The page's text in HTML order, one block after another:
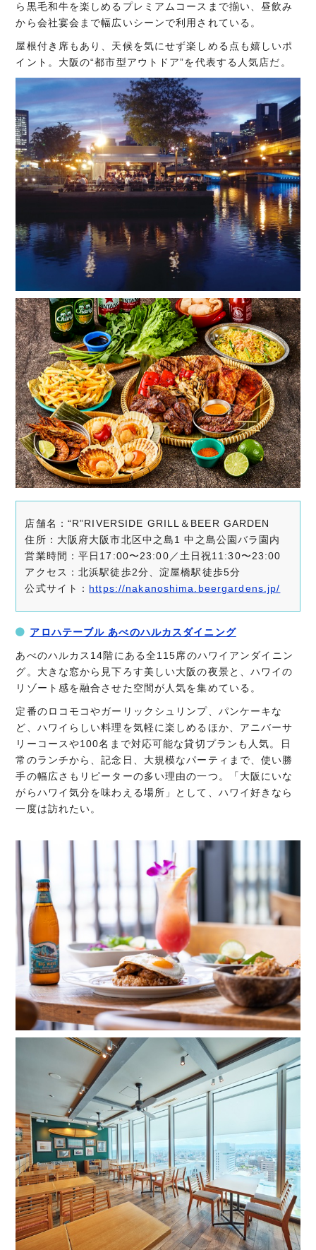
ら黒毛和牛を楽しめるプレミアムコースまで揃い、昼飲み
から会社宴会まで幅広いシーンで利用されている。
屋根付き席もあり、天候を気にせず楽しめる点も嬉しいポ
イント。大阪の“都市型アウトドア”を代表する人気店だ。
店舗名：“R”RIVERSIDE GRILL＆BEER GARDEN
住所：大阪府大阪市北区中之島1 中之島公園バラ園内
営業時間：平日17:00〜23:00／土日祝11:30〜23:00
アクセス：北浜駅徒歩2分、淀屋橋駅徒歩5分
公式サイト： https://nakanoshima.beergardens.jp/
アロハテーブル あべのハルカスダイニング
あべのハルカス14階にある全115席のハワイアンダイニン
グ。大きな窓から見下ろす美しい大阪の夜景と、ハワイの
リゾート感を融合させた空間が人気を集めている。
定番のロコモコやガーリックシュリンプ、パンケーキな
ど、ハワイらしい料理を気軽に楽しめるほか、アニバーサ
リーコースや100名まで対応可能な貸切プランも人気。日
常のランチから、記念日、大規模なパーティまで、使い勝
手の幅広さもリピーターの多い理由の一つ。「大阪にいな
がらハワイ気分を味わえる場所」として、ハワイ好きなら
一度は訪れたい。